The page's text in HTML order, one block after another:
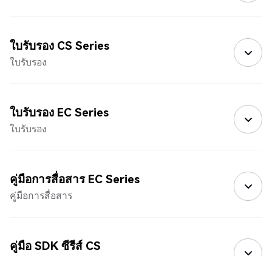
ใบรับรอง CS Series
ใบรับรอง
ใบรับรอง EC Series
ใบรับรอง
คู่มือการสื่อสาร EC Series
คู่มือการสื่อสาร
คู่มือ SDK ซีรีส์ CS